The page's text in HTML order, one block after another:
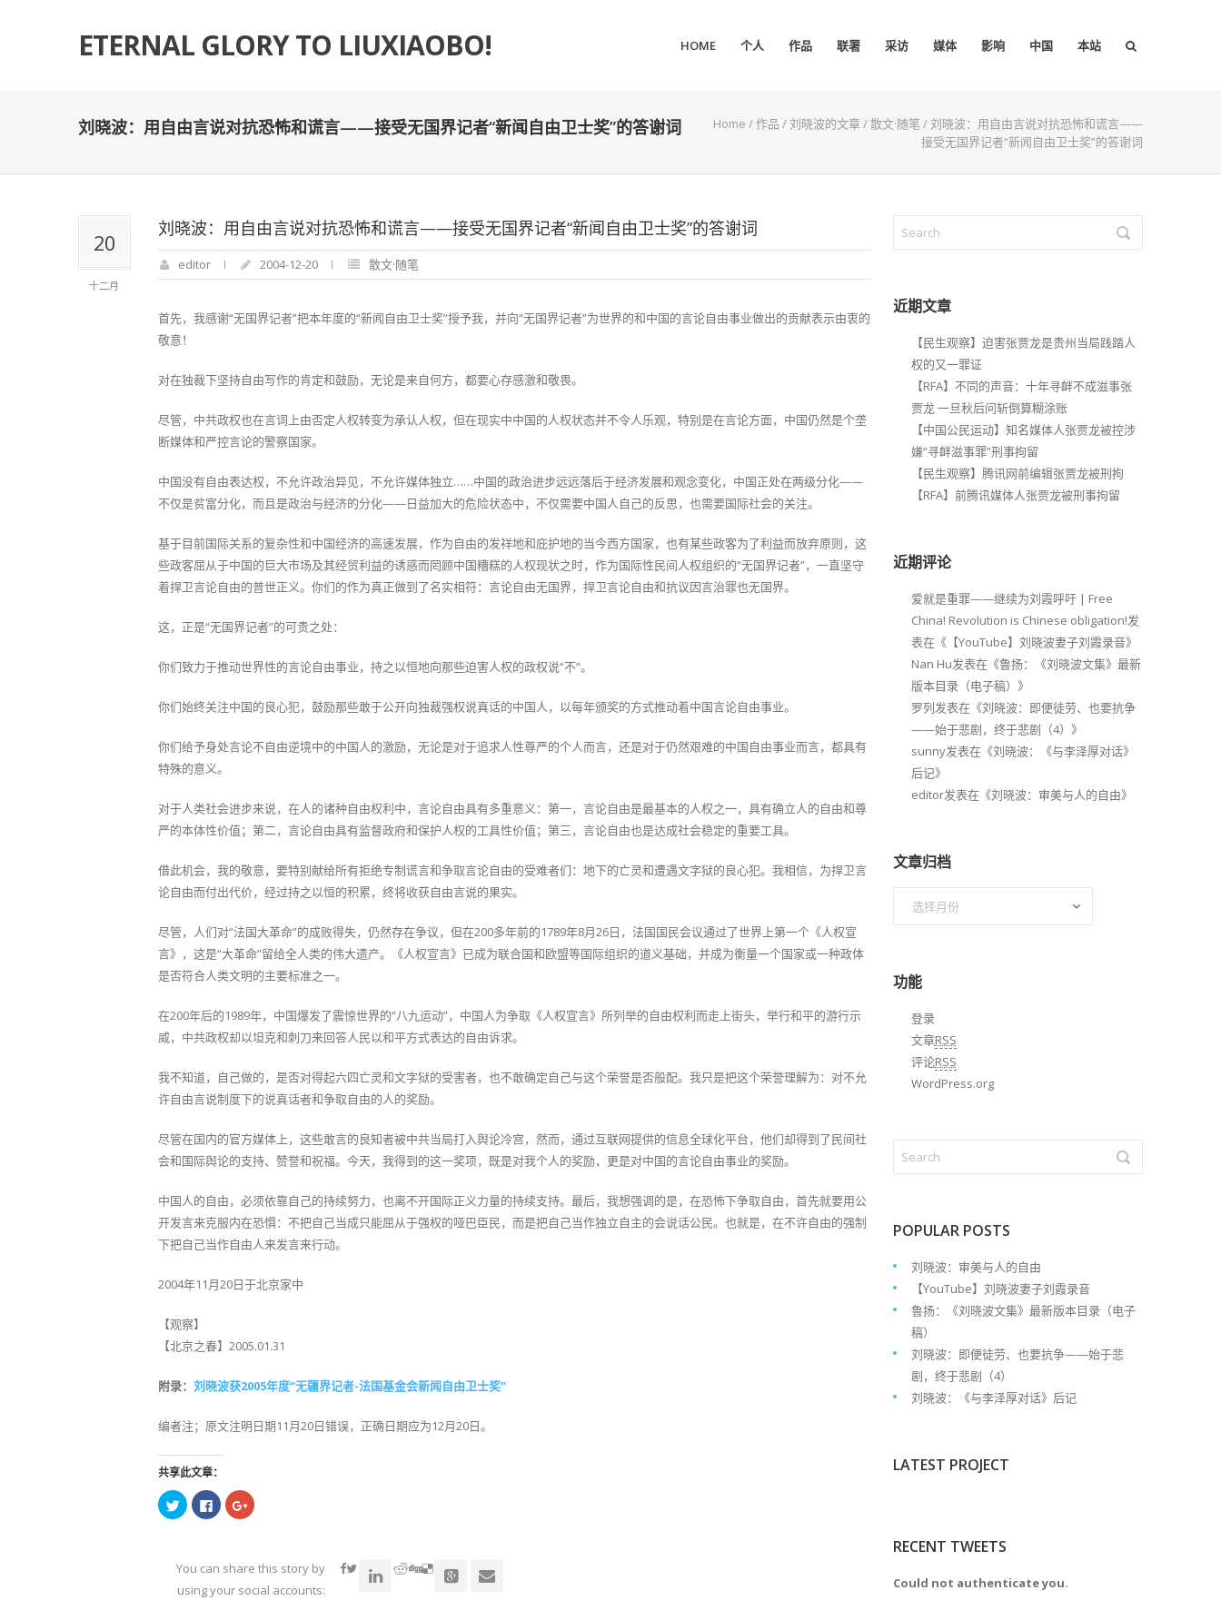
ETERNAL GLORY TO LIUXIAOBO! HOME 个人 作品 联署 采访 媒体 影响 中国 本站
刘晓波：用自由言说对抗恐怖和谎言——接受无国界记者“新闻自由卫士奖”的答谢词 Home /作品 /刘晓波的文章/散文·随笔 /刘晓波：用自由言说对抗恐怖和谎言——
接受无国界记者“新闻自由卫士奖”的答谢词
20
十二月
刘晓波：用自由言说对抗恐怖和谎言——接受无国界记者“新闻自由卫士奖”的答谢词
editor 2004-12-20 散文·随笔
首先，我感谢“无国界记者”把本年度的“新闻自由卫士奖”授予我，并向“无国界记者”为世界的和中国的言论自由事业做出的贡献表示由衷的
敬意！
对在独裁下坚持自由写作的肯定和鼓励，无论是来自何方，都要心存感激和敬畏。
尽管，中共政权也在言词上由否定人权转变为承认人权，但在现实中中国的人权状态并不令人乐观，特别是在言论方面，中国仍然是个垄
断媒体和严控言论的警察国家。
中国没有自由表达权，不允许政治异见，不允许媒体独立……中国的政治进步远远落后于经济发展和观念变化，中国正处在两级分化——
不仅是贫富分化，而且是政治与经济的分化——日益加大的危险状态中，不仅需要中国人自己的反思，也需要国际社会的关注。
基于目前国际关系的复杂性和中国经济的高速发展，作为自由的发祥地和庇护地的当今西方国家，也有某些政客为了利益而放弃原则，这
些政客屈从于中国的巨大市场及其经贸利益的诱惑而罔顾中国糟糕的人权现状之时，作为国际性民间人权组织的“无国界记者”，一直坚守
着捍卫言论自由的普世正义。你们的作为真正做到了名实相符：言论自由无国界，捍卫言论自由和抗议因言治罪也无国界。
这，正是“无国界记者”的可贵之处：
你们致力于推动世界性的言论自由事业，持之以恒地向那些迫害人权的政权说“不”。
你们始终关注中国的良心犯，鼓励那些敢于公开向独裁强权说真话的中国人，以每年颁奖的方式推动着中国言论自由事业。
你们给予身处言论不自由逆境中的中国人的激励，无论是对于追求人性尊严的个人而言，还是对于仍然艰难的中国自由事业而言，都具有
特殊的意义。
对于人类社会进步来说，在人的诸种自由权利中，言论自由具有多重意义：第一，言论自由是最基本的人权之一，具有确立人的自由和尊
严的本体性价值；第二，言论自由具有监督政府和保护人权的工具性价值；第三，言论自由也是达成社会稳定的重要工具。
借此机会，我的敬意，要特别献给所有拒绝专制谎言和争取言论自由的受难者们：地下的亡灵和遭遇文字狱的良心犯。我相信，为捍卫言
论自由而付出代价，经过持之以恒的积累，终将收获自由言说的果实。
尽管，人们对“法国大革命”的成败得失，仍然存在争议，但在200多年前的1789年8月26日，法国国民会议通过了世界上第一个《人权宣
言》，这是“大革命”留给全人类的伟大遗产。《人权宣言》已成为联合国和欧盟等国际组织的道义基础，并成为衡量一个国家或一种政体
是否符合人类文明的主要标准之一。
在200年后的1989年，中国爆发了震惊世界的“八九运动”，中国人为争取《人权宣言》所列举的自由权利而走上街头，举行和平的游行示
威，中共政权却以坦克和刺刀来回答人民以和平方式表达的自由诉求。
我不知道，自己做的，是否对得起六四亡灵和文字狱的受害者，也不敢确定自己与这个荣誉是否般配。我只是把这个荣誉理解为：对不允
许自由言说制度下的说真话者和争取自由的人的奖励。
尽管在国内的官方媒体上，这些敢言的良知者被中共当局打入舆论冷宫，然而，通过互联网提供的信息全球化平台，他们却得到了民间社
会和国际舆论的支持、赞誉和祝福。今天，我得到的这一奖项，既是对我个人的奖励，更是对中国的言论自由事业的奖励。
中国人的自由，必须依靠自己的持续努力，也离不开国际正义力量的持续支持。最后，我想强调的是，在恐怖下争取自由，首先就要用公
开发言来克服内在恐惧：不把自己当成只能屈从于强权的哑巴臣民，而是把自己当作独立自主的会说话公民。也就是，在不许自由的强制
下把自己当作自由人来发言来行动。
2004年11月20日于北京家中
【观察】
【北京之春】2005.01.31
附录： 刘晓波获2005年度“无疆界记者-法国基金会新闻自由卫士奖”
编者注；原文注明日期11月20日错误，正确日期应为12月20日。
共享此文章：
点
击
共
享
（在
新
点
击
共
享
（在
新
点
击
共
享
（在
新
You can share this story by
using your social accounts:
近期文章
【民生观察】迫害张贾龙是贵州当局践踏人
权的又一罪证
【RFA】不同的声音：十年寻衅不成滋事张
贾龙 一旦秋后问斩倒算糊涂账
【中国公民运动】知名媒体人张贾龙被控涉
嫌“寻衅滋事罪”刑事拘留
【民生观察】腾讯网前编辑张贾龙被刑拘
【RFA】前腾讯媒体人张贾龙被刑事拘留
近期评论
爱就是重罪——继续为刘霞呼吁 | Free
China! Revolution is Chinese obligation!发
表在《【YouTube】刘晓波妻子刘霞录音》
Nan Hu发表在《鲁扬：《刘晓波文集》最新
版本目录（电子稿） 》
罗列发表在《刘晓波：即便徒劳、也要抗争
——始于悲剧，终于悲剧（4） 》
sunny发表在《刘晓波：《与李泽厚对话》
后记》
editor发表在《刘晓波：审美与人的自由》
文章归档
功能
登录
文章RSS
评论RSS
WordPress.org
POPULAR POSTS
刘晓波：审美与人的自由
【YouTube】刘晓波妻子刘霞录音
鲁扬：《刘晓波文集》最新版本目录（电子
稿）
刘晓波：即便徒劳、也要抗争——始于悲
剧，终于悲剧（4）
刘晓波：《与李泽厚对话》后记
LATEST PROJECT
RECENT TWEETS
Could not authenticate you.